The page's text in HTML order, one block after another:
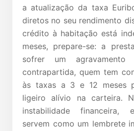
a atualização da taxa
diretos no seu rendimento
crédito à habitação está
meses, prepare-se: a
sofrer um
contrapartida, quem tem
às taxas a 3 e 12 meses
ligeiro alívio na carteira.
instabilidade financeira,
servem como um lembrete